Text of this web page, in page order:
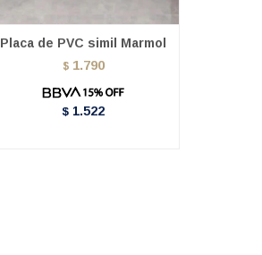
Placa de PVC simil Marmol
$ 1.790
$ 1.522